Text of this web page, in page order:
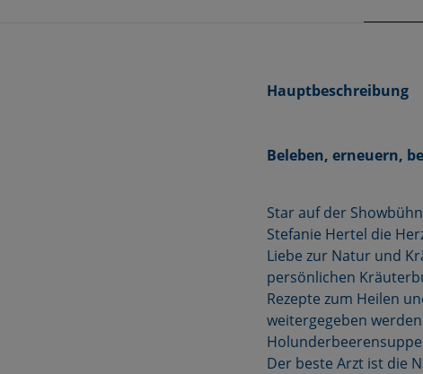
Hauptbeschreibung
Beleben, erneuern,
Star auf der
Stefanie Hertel die
Liebe zur Natur und
persönlichen
Rezepte zum Heilen
weitergegeben
Der beste Arzt ist die